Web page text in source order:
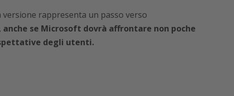
rappresenta un passo verso
anche se Microsoft dovrà affrontare non poche
degli utenti.